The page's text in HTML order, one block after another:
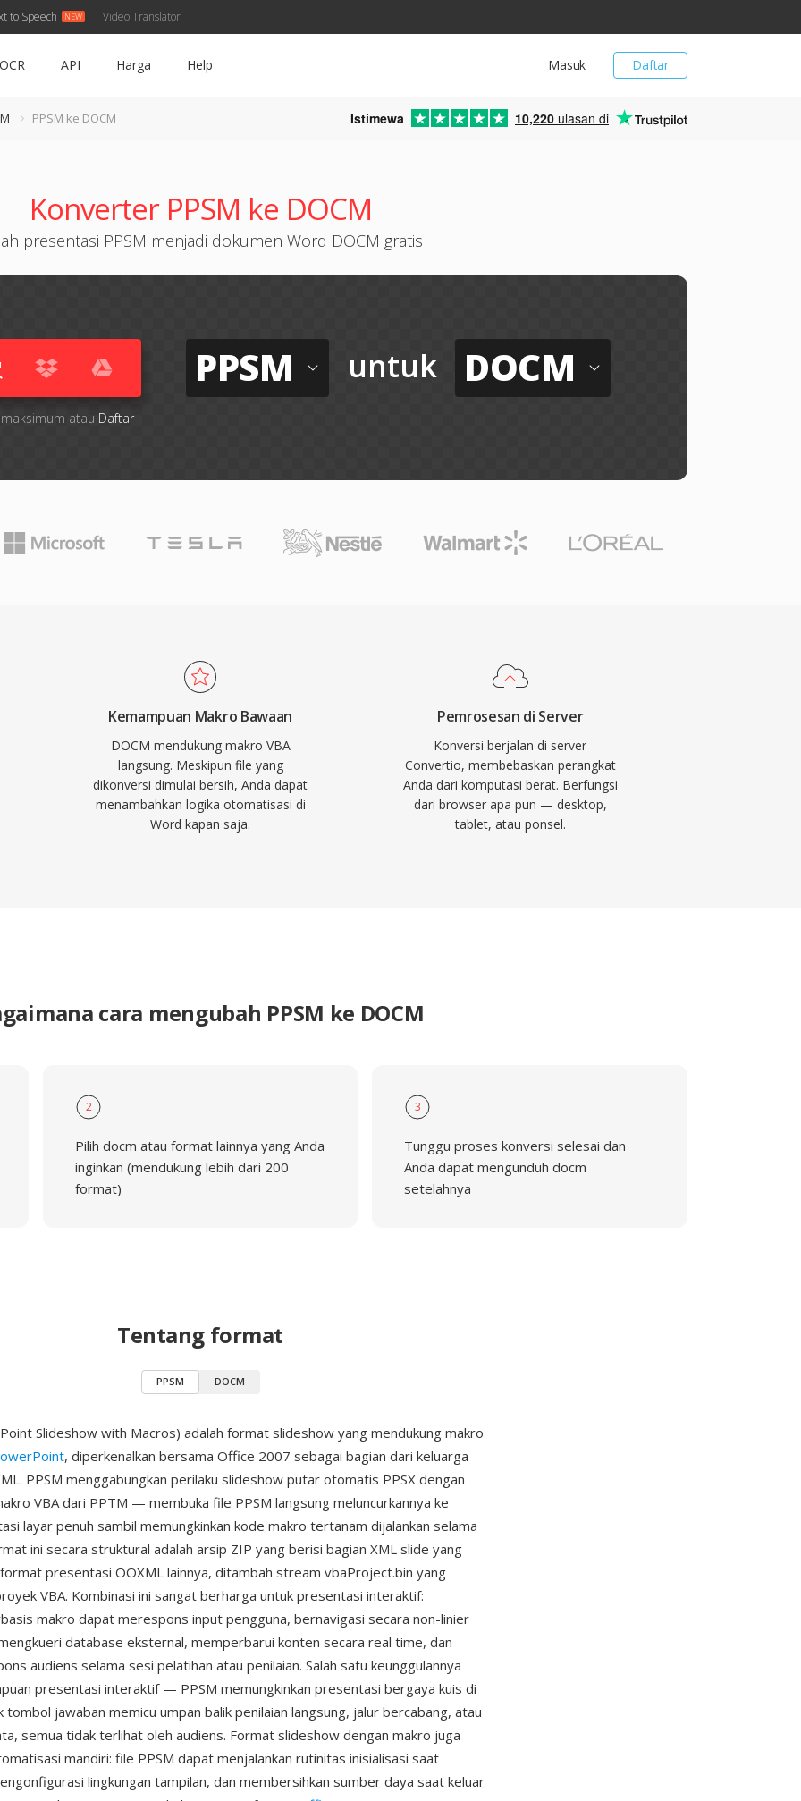
to Speech Video Translator
Daftar
Masuk
OCR API Harga Help
PPSM ke DOCM Istimewa 10,220 ulasan di
Konverter PPSM ke DOCM
presentasi PPSM menjadi dokumen Word DOCM gratis
atau Daftar
PPSM untuk DOCM
Kemampuan Makro Bawaan
DOCM mendukung makro VBA
langsung. Meskipun file yang
dikonversi dimulai bersih, Anda dapat
menambahkan logika otomatisasi di
Word kapan saja.
Pemrosesan di Server
Konversi berjalan di server
Convertio, membebaskan perangkat
Anda dari komputasi berat. Berfungsi
dari browser apa pun — desktop,
tablet, atau ponsel.
cara mengubah PPSM ke DOCM
2
Pilih docm atau format lainnya yang Anda
inginkan (mendukung lebih dari 200
format)
3
Tunggu proses konversi selesai dan
Anda dapat mengunduh docm
setelahnya
Tentang format
PPSM DOCM
Slideshow with Macros) adalah format slideshow yang mendukung makro
, diperkenalkan bersama Office 2007 sebagai bagian dari keluarga
PPSM menggabungkan perilaku slideshow putar otomatis PPSX dengan
VBA dari PPTM — membuka file PPSM langsung meluncurkannya ke
layar penuh sambil memungkinkan kode makro tertanam dijalankan selama
ini secara struktural adalah arsip ZIP yang berisi bagian XML slide yang
presentasi OOXML lainnya, ditambah stream vbaProject.bin yang
VBA. Kombinasi ini sangat berharga untuk presentasi interaktif:
makro dapat merespons input pengguna, bernavigasi secara non-linier
database eksternal, memperbarui konten secara real time, dan
audiens selama sesi pelatihan atau penilaian. Salah satu keunggulannya
presentasi interaktif — PPSM memungkinkan presentasi bergaya kuis di
tombol jawaban memicu umpan balik penilaian langsung, jalur bercabang, atau
semua tidak terlihat oleh audiens. Format slideshow dengan makro juga
mandiri: file PPSM dapat menjalankan rutinitas inisialisasi saat
lingkungan tampilan, dan membersihkan sumber daya saat keluar